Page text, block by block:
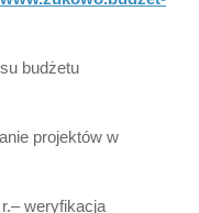
budżetu
projektów w
weryfikacja